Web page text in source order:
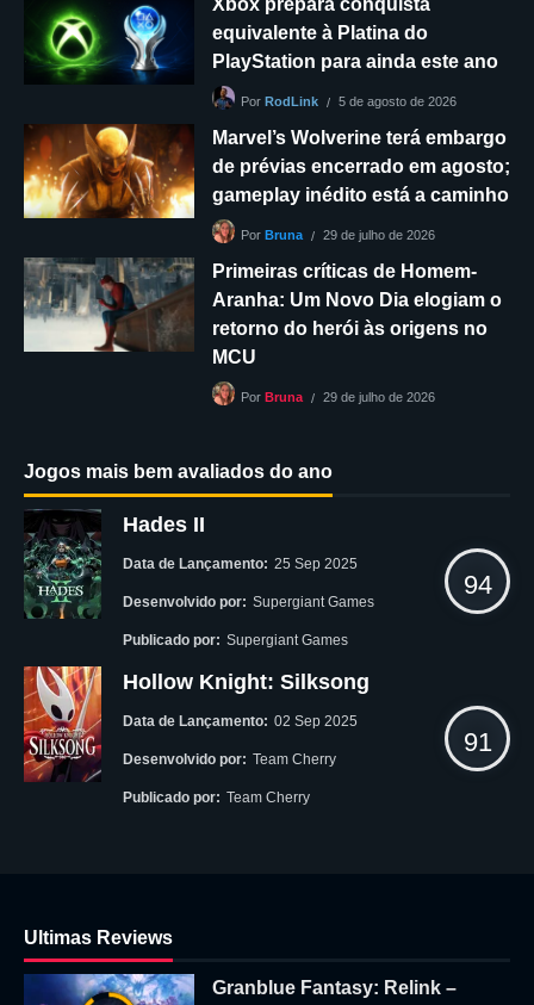
Xbox prepara conquista
equivalente à Platina do
PlayStation para ainda este ano
Por RodLink 5 de agosto de 2026
Marvel’s Wolverine terá embargo
de prévias encerrado em agosto;
gameplay inédito está a caminho
Por Bruna 29 de julho de 2026
Primeiras críticas de Homem-
Aranha: Um Novo Dia elogiam o
retorno do herói às origens no
MCU
Por Bruna 29 de julho de 2026
Jogos mais bem avaliados do ano
Hades II
Data de Lançamento: 25 Sep 2025
Desenvolvido por: Supergiant Games
Publicado por: Supergiant Games
94
Hollow Knight: Silksong
Data de Lançamento: 02 Sep 2025
Desenvolvido por: Team Cherry
Publicado por: Team Cherry
91
Ultimas Reviews
Granblue Fantasy: Relink –